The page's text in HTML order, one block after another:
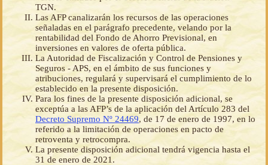
TGN.
Las AFP canalizarán los recursos de las operaciones
señaladas en el parágrafo precedente, velando por la
rentabilidad del Fondo de Ahorro Previsional, en
inversiones en valores de oferta pública.
La Autoridad de Fiscalización y Control de Pensiones y
Seguros - APS, en el ámbito de sus funciones y
atribuciones, regulará y supervisará el cumplimiento de lo
establecido en la presente disposición.
Para los fines de la presente disposición adicional, se
exceptúa a las AFP’s de la aplicación del Artículo 283 del
Decreto Supremo Nº 24469, de 17 de enero de 1997, en lo
referido a la limitación de operaciones en pacto de
retroventa y retrocompra.
La presente disposición adicional tendrá vigencia hasta el
31 de enero de 2021.